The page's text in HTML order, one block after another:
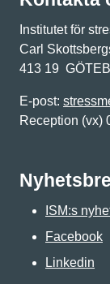
Institutet för
Carl
413 19
E-post:
Reception (vx)
ISM:s
Facebook
Linkedin